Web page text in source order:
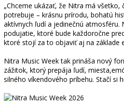
„Chceme ukázať, že Nitra má
potrebuje – krásnu prírodu, bohatú
aktívnych ľudí a jedinečnú atmosféru.
podujatie, ktoré bude každoročne
ktoré stojí za to objaviť aj na základe
Nitra Music Week tak prináša nový
zážitok, ktorý prepája ľudí,
silného víkendového príbehu. Stačí si